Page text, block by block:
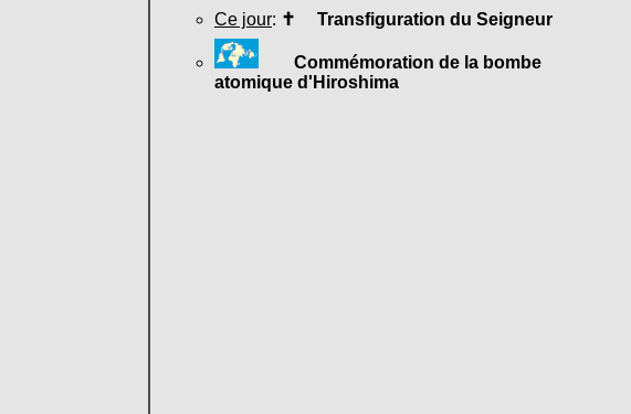
Ce jour: ✝ Transfiguration du Seigneur
Commémoration de la bombe
atomique d'Hiroshima